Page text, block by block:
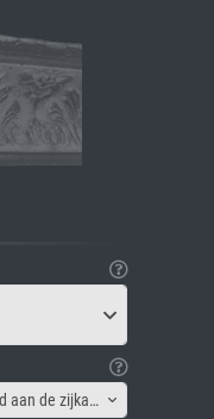
Canvas lijst - Afbeelding gespiegeld aan de zijkant